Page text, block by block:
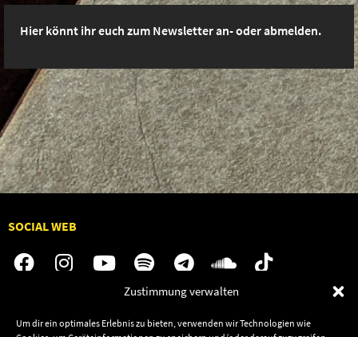
Zustimmung verwalten
Um dir ein optimales Erlebnis zu bieten, verwenden wir Technologien wie
Hier könnt ihr euch zum Newsletter an- oder abmelden.
SOCIAL WEB
Audiolith